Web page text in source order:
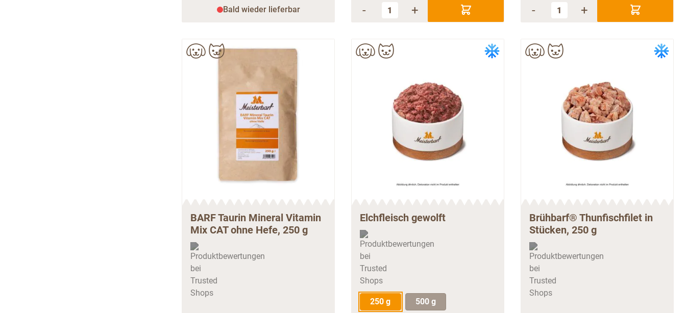
Bald wieder lieferbar - + - +
BARF Taurin Mineral Vitamin
Mix CAT ohne Hefe, 250 g
Elchfleisch gewolft
250 g 500 g
Brühbarf® Thunfischfilet in
Stücken, 250 g